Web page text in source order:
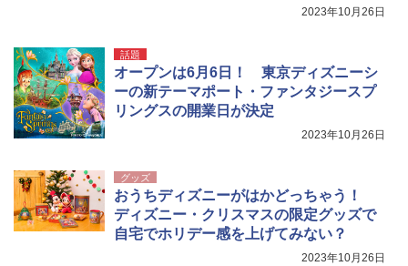
2023年10月26日
話題
オープンは6月6日！ 東京ディズニーシ
ーの新テーマポート・ファンタジースプ
リングスの開業日が決定
2023年10月26日
グッズ
おうちディズニーがはかどっちゃう！
ディズニー・クリスマスの限定グッズで
自宅でホリデー感を上げてみない？
2023年10月26日